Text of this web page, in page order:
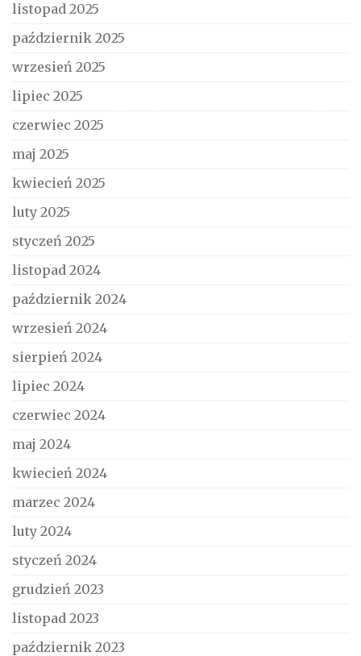
listopad 2025
październik 2025
wrzesień 2025
lipiec 2025
czerwiec 2025
maj 2025
kwiecień 2025
luty 2025
styczeń 2025
listopad 2024
październik 2024
wrzesień 2024
sierpień 2024
lipiec 2024
czerwiec 2024
maj 2024
kwiecień 2024
marzec 2024
luty 2024
styczeń 2024
grudzień 2023
listopad 2023
październik 2023